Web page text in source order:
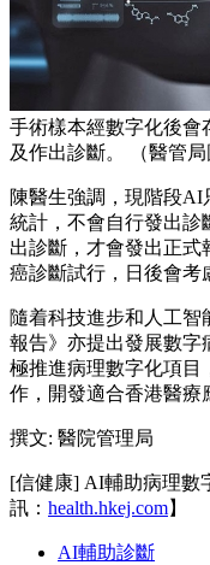
手術樣本經數字化後會
及作出診斷。 （醫管局
陳醫生強調，現階段
統計，不會自行發出診
出診斷，才會發出正式
癌診斷試行，日後會考
隨着科技進步和人工智
報告》亦提出發展數字
極推進病理數字化項目
作，開發適合香港醫療
撰文: 醫院管理局
[信健康] AI輔助病理數
訊： health.hkej.com】
AI輔助診斷